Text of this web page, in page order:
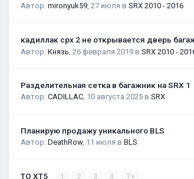
Автор: mironyuk59 27 июля в SRX 2010 - 2016
кадиллак срх 2 не открывается дверь
Автор: Князь 26 февраля 2019 в SRX 2010 -
Разделительная сетка в багажник на SRX 1
Автор: CADILLAC 10 августа 2025 в SRX
Планирую продажу уникального BLS
Автор: DeathRow, 11 июля в BLS
ТО XT5 1 2 3 4 7